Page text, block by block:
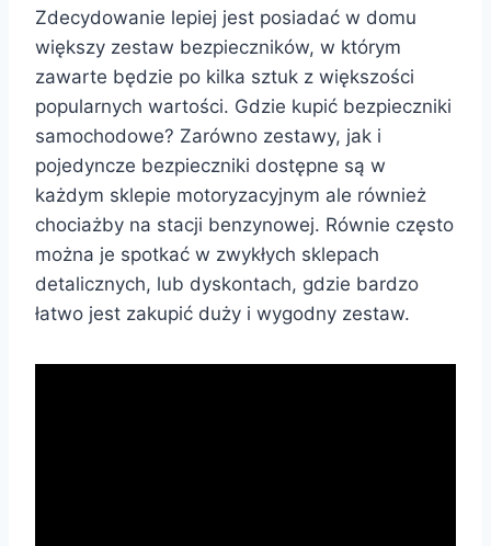
Zdecydowanie lepiej jest posiadać w domu
większy zestaw bezpieczników, w którym
zawarte będzie po kilka sztuk z większości
popularnych wartości. Gdzie kupić bezpieczniki
samochodowe? Zarówno zestawy, jak i
pojedyncze bezpieczniki dostępne są w
każdym sklepie motoryzacyjnym ale również
chociażby na stacji benzynowej. Równie często
można je spotkać w zwykłych sklepach
detalicznych, lub dyskontach, gdzie bardzo
łatwo jest zakupić duży i wygodny zestaw.